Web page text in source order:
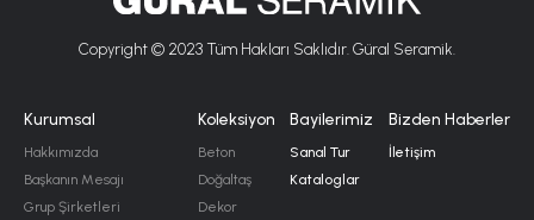
Copyright © 2023 Tüm Hakları Saklıdır. Güral Seramik.
Kurumsal
Hakkımızda
Başkanın Mesajı
Grup Şirketleri
Koleksiyon
Beton
Doğaltaş
Dekor
Bayilerimiz
Sanal Tur
Kataloglar
Bizden Haberler
İletişim